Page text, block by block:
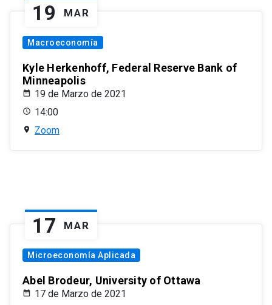
19 MAR
Macroeconomía
Kyle Herkenhoff, Federal Reserve Bank of
Minneapolis
19 de Marzo de 2021
14:00
Zoom
17 MAR
Microeconomía Aplicada
Abel Brodeur, University of Ottawa
17 de Marzo de 2021